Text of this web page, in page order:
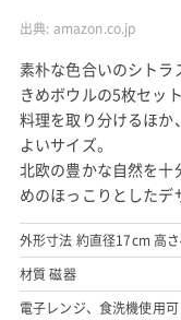
出典: amazon.co.jp
素朴な色合いのシト
きめボウルの5枚セット
料理を取り分けるほか
よいサイズ。
北欧の豊かな自然を十
めのほっこりとしたデ
外形寸法 約直径17cm 高
材質 磁器
電子レンジ、食洗機使用可